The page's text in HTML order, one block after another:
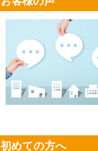
初めての方へ